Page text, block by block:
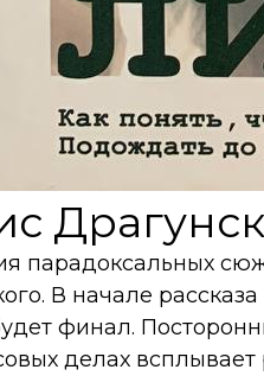
парадоксальных
В начале
финал.
делах